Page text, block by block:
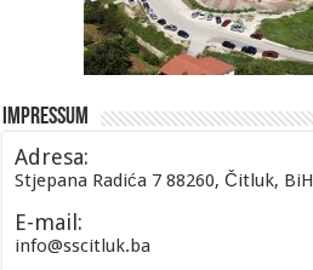
Impressum
Adresa:
Stjepana Radića 7 88260, Čitluk, BiH
E-mail:
info@sscitluk.ba